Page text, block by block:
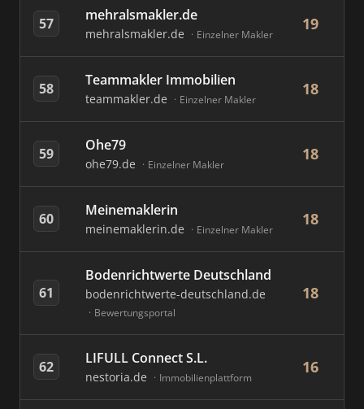
57 mehralsmakler.de
mehralsmakler.de Einzelner Makler
19
58 Teammakler Immobilien
teammakler.de Einzelner Makler
18
59 Ohe79
ohe79.de Einzelner Makler
18
60 Meinemaklerin
meinemaklerin.de Einzelner Makler
18
61
Bodenrichtwerte Deutschland
bodenrichtwerte-deutschland.de
Bewertungsportal
18
62 LIFULL Connect S.L.
nestoria.de Immobilienplattform
16